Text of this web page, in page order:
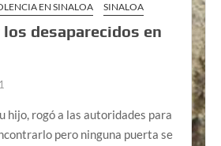
EN SINALOA
SINALOA
desaparecidos en
hijo, rogó a las autoridades para
pero ninguna puerta se